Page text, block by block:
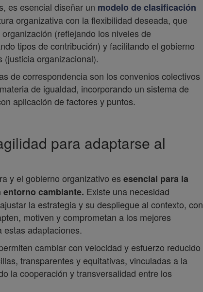
es esencial diseñar un modelo de clasificación
organizativa con la flexibilidad deseada, que
(reflejando los niveles de
tipos de contribución) y facilitando el gobierno
(justicia organizacional).
de correspondencia son los convenios colectivos
de igualdad, incorporando un sistema de
aplicación de factores y puntos.
para adaptarse al
y el gobierno organizativo es esencial para la
cambiante. Existe una necesidad
la estrategia y su despliegue al contexto, con
motiven y comprometan a los mejores
estas adaptaciones.
cambiar con velocidad y esfuerzo reducido
transparentes y equitativas, vinculadas a la
la cooperación y transversalidad entre los